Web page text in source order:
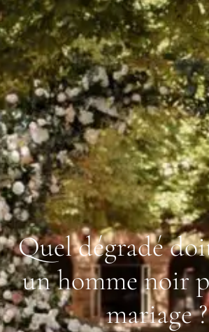
Quel dégradé
un homme noir
mariage ?